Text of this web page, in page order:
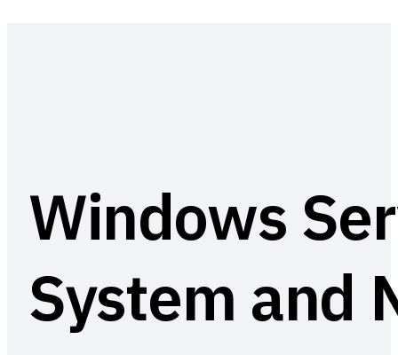
Windows
System and